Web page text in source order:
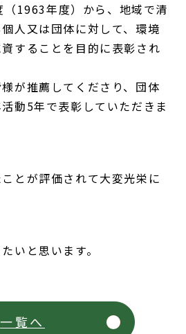
1963年度）から、地域で清
人又は団体に対して、環境
することを目的に表彰され
が推薦してくださり、団体
動5年で表彰していただきま
とが評価されて大変光栄に
いと思います。
一覧へ